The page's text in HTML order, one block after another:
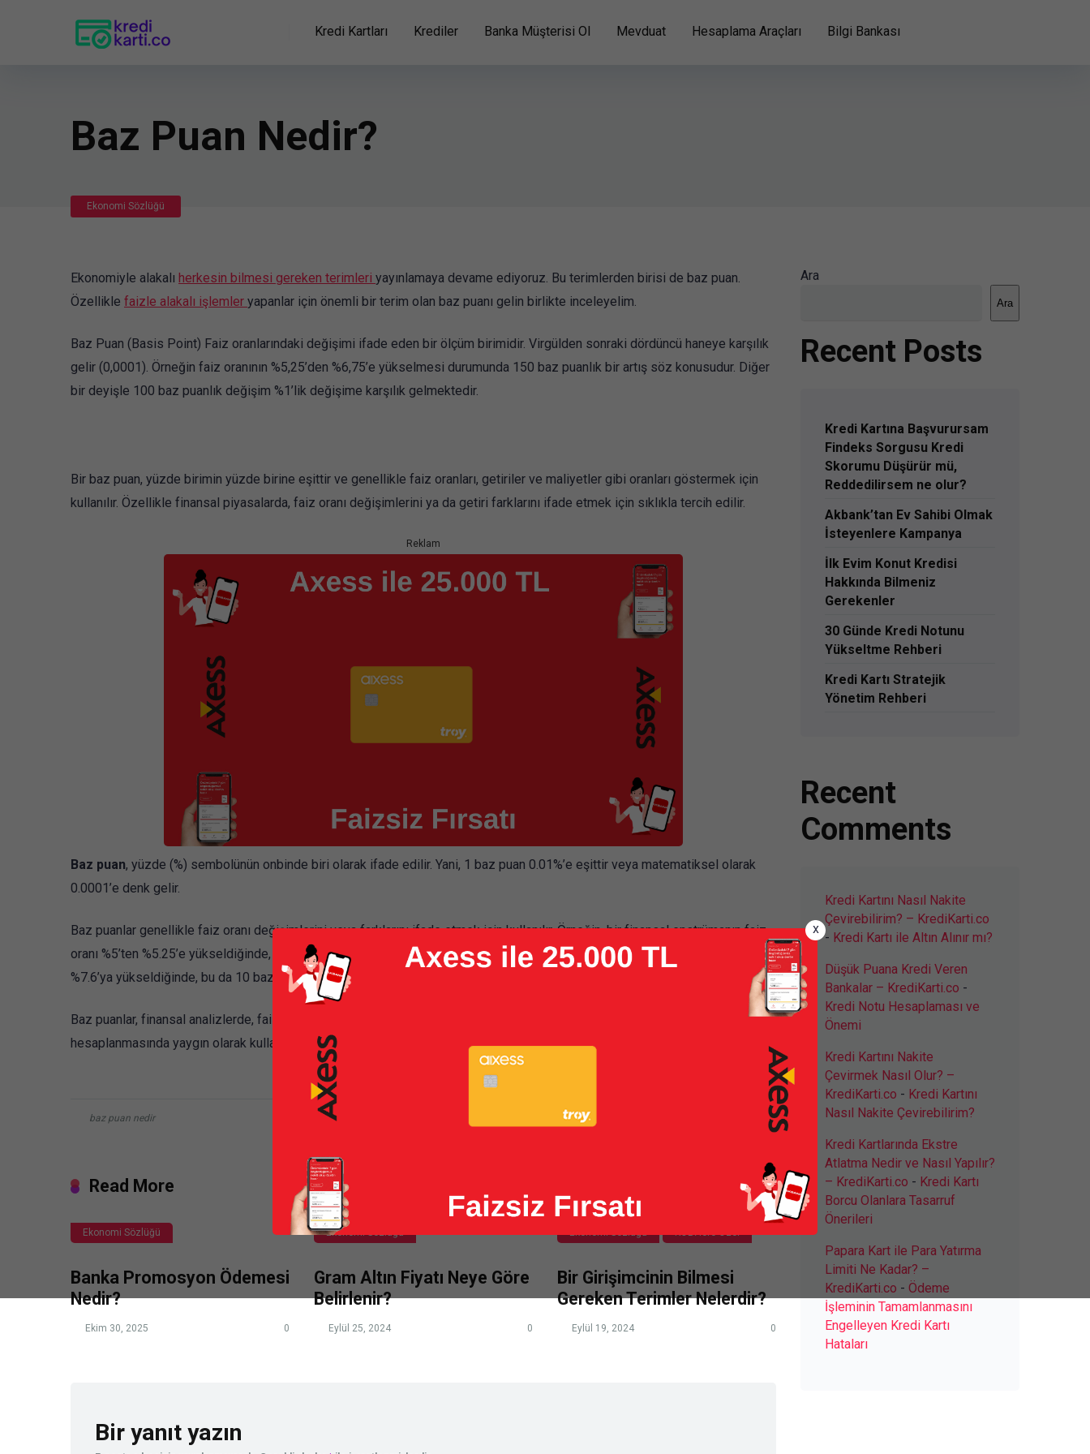
Kredi Kartları Krediler Banka Müşterisi Ol Mevduat Hesaplama Araçları Bilgi Bankası
Baz Puan Nedir?
Ekonomi Sözlüğü
Ekonomiyle alakalı herkesin bilmesi gereken terimleri yayınlamaya devame ediyoruz. Bu terimlerden birisi de baz puan.
Özellikle faizle alakalı işlemler yapanlar için önemli bir terim olan baz puanı gelin birlikte inceleyelim.
Baz Puan (Basis Point) Faiz oranlarındaki değişimi ifade eden bir ölçüm birimidir. Virgülden sonraki dördüncü haneye karşılık
gelir (0,0001). Örneğin faiz oranının %5,25’den %6,75’e yükselmesi durumunda 150 baz puanlık bir artış söz konusudur. Diğer
bir deyişle 100 baz puanlık değişim %1’lik değişime karşılık gelmektedir.
Bir baz puan, yüzde birimin yüzde birine eşittir ve genellikle faiz oranları, getiriler ve maliyetler gibi oranları göstermek için
kullanılır. Özellikle finansal piyasalarda, faiz oranı değişimlerini ya da getiri farklarını ifade etmek için sıklıkla tercih edilir.
Reklam
Baz puan, yüzde (%) sembolünün onbinde biri olarak ifade edilir. Yani, 1 baz puan 0.01%’e eşittir veya matematiksel olarak
0.0001’e denk gelir.
Baz puanlar genellikle faiz oranı değişimlerini veya farklarını ifade etmek için kullanılır. Örneğin, bir finansal enstrümanın faiz
oranı %5’ten %5.25’e yükseldiğinde, bu bir 25 baz puanlık bir artışı temsil eder. Benzer şekilde, bir yatırımın getirisi %7.5’ten
%7.6’ya yükseldiğinde, bu da 10 baz puanlık bir artışı ifade eder.
Baz puanlar, finansal analizlerde, faiz oranı tahminlerinde, yatırım getirilerinin karşılaştırılmasında ve risk primlerinin
hesaplanmasında yaygın olarak kullanılır.
x
baz puan nedir
Read More
Ekonomi Sözlüğü
Banka Promosyon Ödemesi
Nedir?
Ekim 30, 2025 0
Ekonomi Sözlüğü
Gram Altın Fiyatı Neye Göre
Belirlenir?
Eylül 25, 2024 0
Bir Girişimcinin Bilmesi
Gereken Terimler Nelerdir?
Eylül 19, 2024 0
Bir yanıt yazın
Ara
Ara
Recent Posts
Kredi Kartına Başvurursam
Findeks Sorgusu Kredi
Skorumu Düşürür mü,
Reddedilirsem ne olur?
Akbank’tan Ev Sahibi Olmak
İsteyenlere Kampanya
İlk Evim Konut Kredisi
Hakkında Bilmeniz
Gerekenler
30 Günde Kredi Notunu
Yükseltme Rehberi
Kredi Kartı Stratejik
Yönetim Rehberi
Recent
Comments
Kredi Kartını Nasıl Nakite
Çevirebilirim? – KrediKarti.co
- Kredi Kartı ile Altın Alınır mı?
Düşük Puana Kredi Veren
Bankalar – KrediKarti.co -
Kredi Notu Hesaplaması ve
Önemi
Kredi Kartını Nakite
Çevirmek Nasıl Olur? –
KrediKarti.co - Kredi Kartını
Nasıl Nakite Çevirebilirim?
Kredi Kartlarında Ekstre
Atlatma Nedir ve Nasıl Yapılır?
– KrediKarti.co - Kredi Kartı
Borcu Olanlara Tasarruf
Önerileri
Papara Kart ile Para Yatırma
Limiti Ne Kadar? –
KrediKarti.co - Ödeme
İşleminin Tamamlanmasını
Engelleyen Kredi Kartı
Hataları